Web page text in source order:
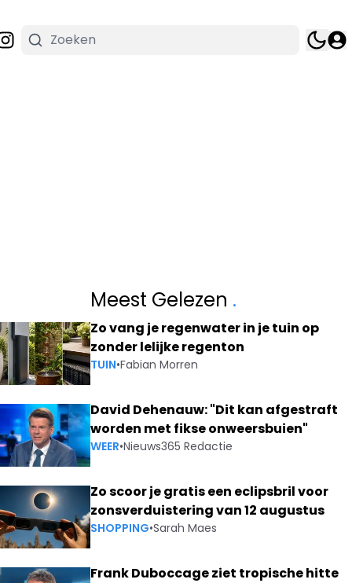
Meest Gelezen .
Zo vang je regenwater in je tuin op
zonder lelijke regenton
TUIN•Fabian Morren
David Dehenauw: "Dit kan afgestraft
worden met fikse onweersbuien"
WEER•Nieuws365 Redactie
Zo scoor je gratis een eclipsbril voor
zonsverduistering van 12 augustus
SHOPPING•Sarah Maes
Frank Duboccage ziet tropische hitte